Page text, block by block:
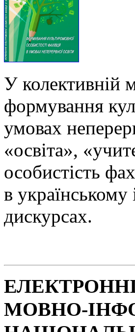
У колективній
формування
умовах
«освіта»,
особистість
в українському
дискурсах.
МОВНО-